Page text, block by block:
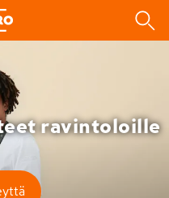
ravintoloille